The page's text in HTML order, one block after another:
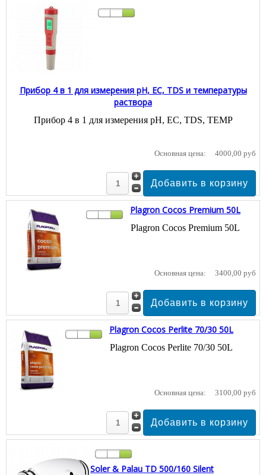
Прибор 4 в 1 для измерения pH, EC, TDS и температуры
раствора
Прибор 4 в 1 для измерения pH, EC, TDS, TEMP
Основная цена: 4000,00 руб
Plagron Cocos Premium 50L
Plagron Cocos Premium 50L
Основная цена: 3400,00 руб
Plagron Cocos Perlite 70/30 50L
Plagron Cocos Perlite 70/30 50L
Основная цена: 3100,00 руб
Soler & Palau TD 500/160 Silent